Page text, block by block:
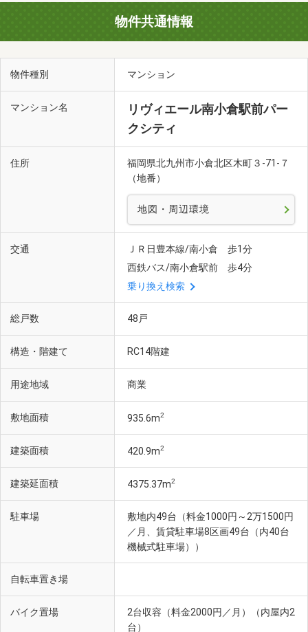
物件共通情報
物件種別 マンション
マンション名
リヴィエール南小倉駅前パー
クシティ
住所
福岡県北九州市小倉北区木町３-71-７
（地番）
地図・周辺環境
交通
ＪＲ日豊本線/南小倉 歩1分
西鉄バス/南小倉駅前 歩4分
乗り換え検索
総戸数 48戸
構造・階建て RC14階建
用途地域 商業
敷地面積 935.6m2
建築面積 420.9m2
建築延面積 4375.37m2
駐車場
敷地内49台（料金1000円～2万1500円
／月、賃貸駐車場8区画49台（内40台
機械式駐車場））
自転車置き場
バイク置場
2台収容（料金2000円／月）（内屋内2
台）